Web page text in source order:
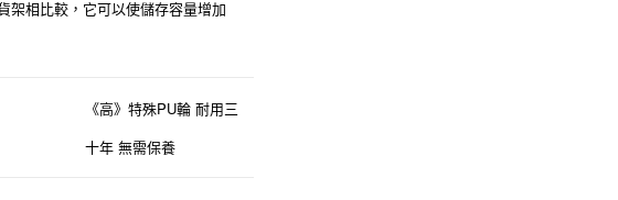
架相比較，它可以使儲存容量增加
《高》特殊PU輪 耐用三
十年 無需保養